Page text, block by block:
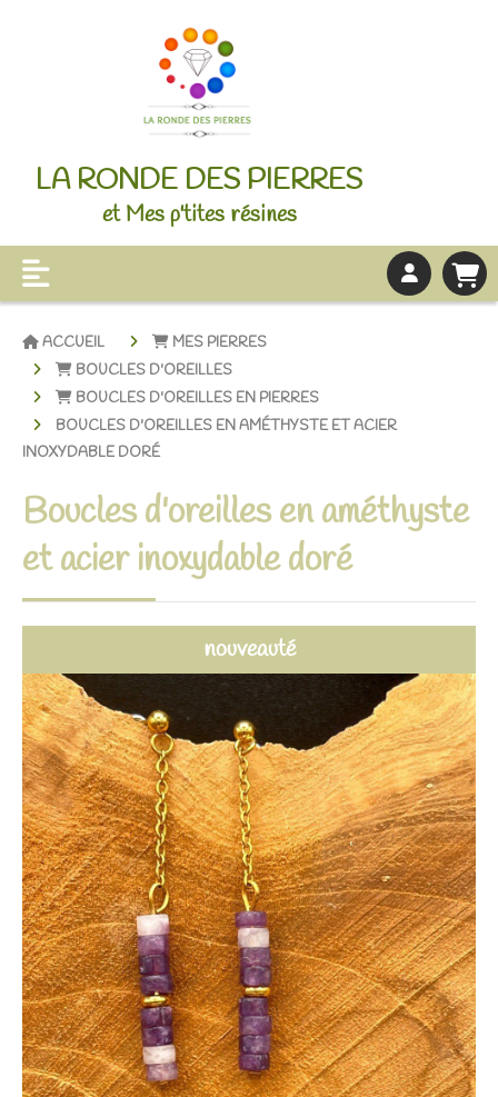
LA RONDE DES PIERRES
et Mes p'tites résines
ACCUEIL
MES PIERRES
BOUCLES D'OREILLES
BOUCLES D'OREILLES EN PIERRES
BOUCLES D'OREILLES EN AMÉTHYSTE ET ACIER
INOXYDABLE DORÉ
Boucles d'oreilles en améthyste
et acier inoxydable doré
nouveauté